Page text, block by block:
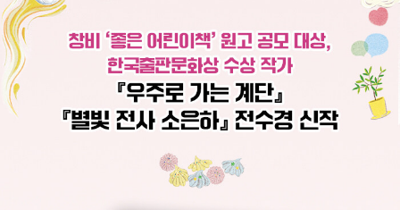
「월간 낚시」
단짝 찬우와 연적이 되어 버린 '나'는 심란한 마음을
이끌고 아빠와 낚시 여행을 떠난다. 이혼해 따로 사는 아빠여서인
지 무심하게만 느껴 불편하던 차에, 덜컥 커다란 입질이 온다.
「우리 반 아침」선생님이 지각한 아침의 교실, 아이들은 저마다의